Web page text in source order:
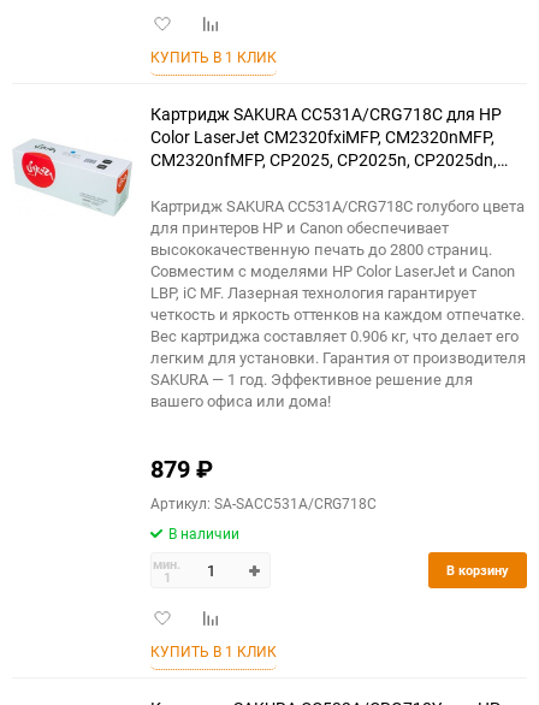
Добавить
избранное
Добавить
сравнению
КУПИТЬ В 1 КЛИК
Картридж SAKURA CC531A/CRG718C для HP
Color LaserJet CM2320fxiMFP, CM2320nMFP,
CM2320nfMFP, CP2025, CP2025n, CP2025dn,
8350Cdn, голубой, 2800 к.
Картридж SAKURA CC531A/CRG718C голубого цвета
для принтеров HP и Canon обеспечивает
высококачественную печать до 2800 страниц.
Совместим с моделями HP Color LaserJet и Canon
LBP, iC MF. Лазерная технология гарантирует
четкость и яркость оттенков на каждом отпечатке.
Вес картриджа составляет 0.906 кг, что делает его
легким для установки. Гарантия от производителя
SAKURA — 1 год. Эффективное решение для
вашего офиса или дома!
879₽
Артикул: SA-SACC531A/CRG718C
В наличии
мин.
1
Добавить
избранное
Добавить
сравнению
В корзину
КУПИТЬ В 1 КЛИК